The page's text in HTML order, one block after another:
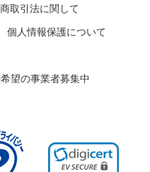
取引法に関して
個人情報保護について
望の事業者募集中